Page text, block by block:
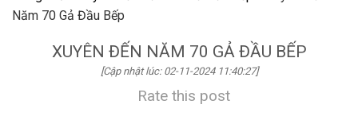
Năm 70 Gả Đầu Bếp
XUYÊN ĐẾN NĂM 70 GẢ ĐẦU BẾP
[Cập nhật lúc: 02-11-2024 11:40:27]
Rate this post